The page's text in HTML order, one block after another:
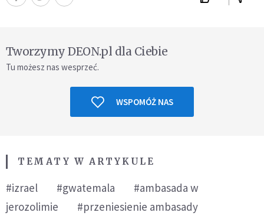
Tworzymy DEON.pl dla Ciebie
Tu możesz nas wesprzeć.
WSPOMÓŻ NAS
TEMATY W ARTYKULE
#izrael #gwatemala
#ambasada w
jerozolimie
#przeniesienie ambasady